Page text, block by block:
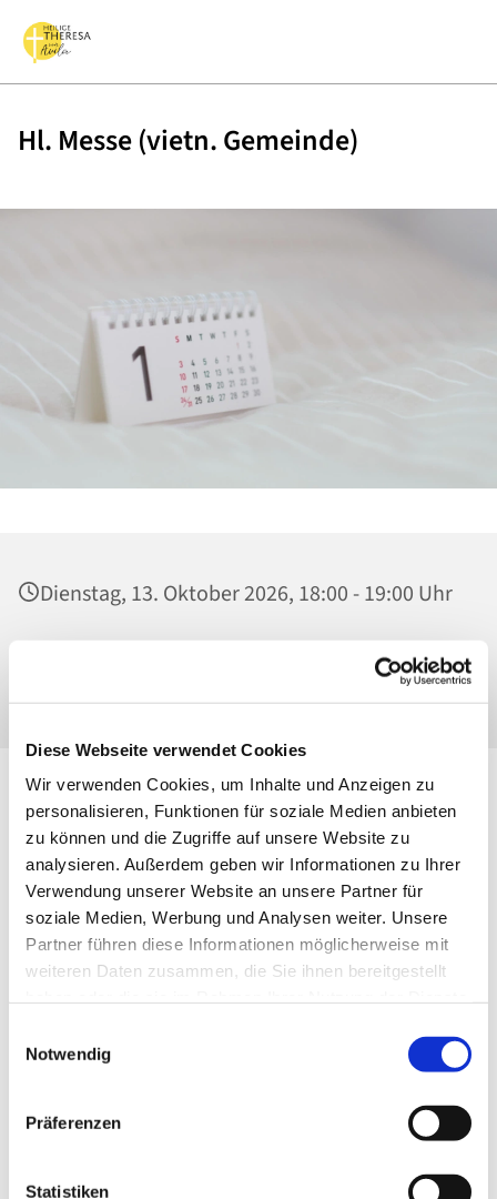
Diese Webseite verwendet Cookies
Wir verwenden Cookies, um Inhalte und Anzeigen zu
personalisieren, Funktionen für soziale Medien anbieten
zu können und die Zugriffe auf unsere Website zu
analysieren. Außerdem geben wir Informationen zu Ihrer
Verwendung unserer Website an unsere Partner für
soziale Medien, Werbung und Analysen weiter. Unsere
Partner führen diese Informationen möglicherweise mit
weiteren Daten zusammen, die Sie ihnen bereitgestellt
Notwendig
Präferenzen
Statistiken
Hl. Messe (vietn. Gemeinde)
Dienstag, 13. Oktober 2026, 18:00 - 19:00 Uhr
Ss. Corpus Christi, Kirche, Conrad-Blenkle-